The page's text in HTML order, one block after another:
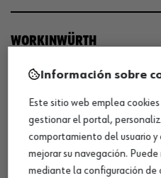
WORKINWÜRTH
¡WÜRTH EMPRESA
Información sobre
Este sitio web emplea
gestionar el portal,
comportamiento del usuario
mejorar su navegación.
mediante la configuración de